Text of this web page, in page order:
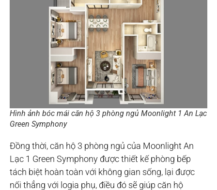
Hình ảnh bóc mái căn hộ 3 phòng ngủ Moonlight 1 An Lạc
Green Symphony
Đồng thời, căn hộ 3 phòng ngủ của Moonlight An
Lạc 1 Green Symphony được thiết kế phòng bếp
tách biệt hoàn toàn với không gian sống, lại được
nối thẳng với logia phụ, điều đó sẽ giúp căn hộ